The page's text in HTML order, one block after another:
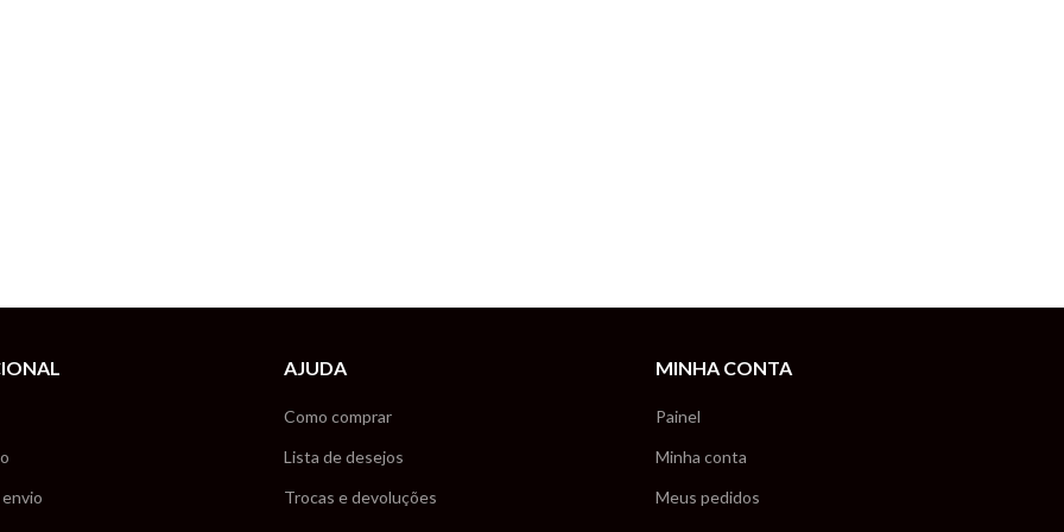
AJUDA
Como comprar
Lista de desejos
Trocas e devoluções
MINHA CONTA
Painel
Minha conta
Meus pedidos